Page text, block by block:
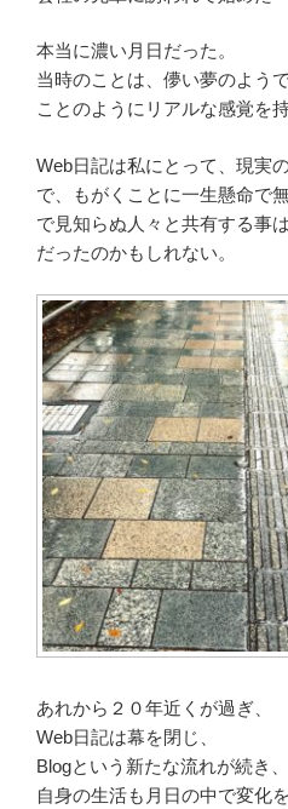
本当に濃い月日だった。
当時のことは、儚い夢のよう
ことのようにリアルな感覚を
Web日記は私にとって、現実
で、もがくことに一生懸命で
で見知らぬ人々と共有する事
だったのかもしれない。
あれから２０年近くが過ぎ、
Web日記は幕を閉じ、
Blogという新たな流れが続き、
自身の生活も月日の中で変化を